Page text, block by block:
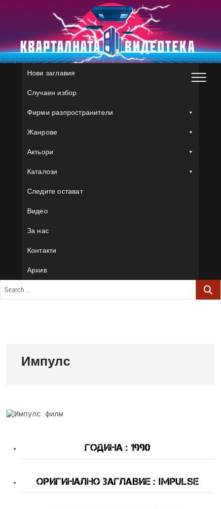
Нови заглавия
Случаен избор
Фирми разпространители
Жанрове
Актьори
Каталози
Следите остават
Видео
За нас
Контакти
Архив
Импулс
Година : 1990
Оригинално Заглавие : Impulse